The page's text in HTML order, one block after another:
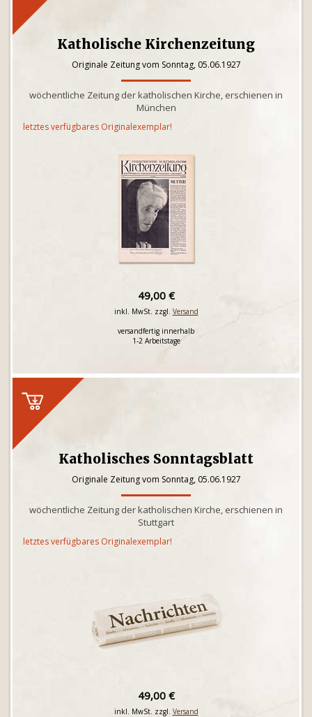
Katholische Kirchenzeitung
Originale Zeitung vom Sonntag, 05.06.1927
wöchentliche Zeitung der katholischen Kirche, erschienen in
München
letztes verfügbares Originalexemplar!
49,00 €
inkl. MwSt. zzgl. Versand
versandfertig innerhalb
1-2 Arbeitstage
Katholisches Sonntagsblatt
Originale Zeitung vom Sonntag, 05.06.1927
wöchentliche Zeitung der katholischen Kirche, erschienen in
Stuttgart
letztes verfügbares Originalexemplar!
49,00 €
inkl. MwSt. zzgl. Versand